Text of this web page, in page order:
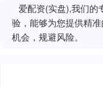
爱配资(实盘),我们的
验，能够为您提供精
机会，规避风险。